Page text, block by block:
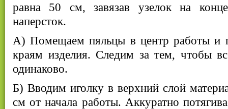
равна 50 см, завязав узелок на
наперсток.
А) Помещаем пяльцы в центр работы и
краям изделия. Следим за тем, чтобы
одинаково.
Б) Вводим иголку в верхний слой
см от начала работы. Аккуратно